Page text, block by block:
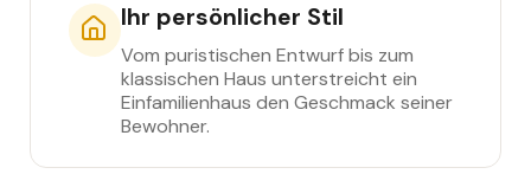
Ihr persönlicher Stil
Vom puristischen Entwurf bis zum
klassischen Haus unterstreicht ein
Einfamilienhaus den Geschmack seiner
Bewohner.